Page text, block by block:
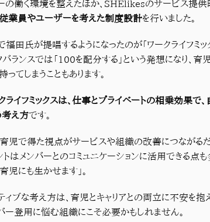
の働く環境を整えたほか、SHElikesのサービス提供
業員やユーザーを考えた制度設計を行いました。
福田氏が提唱するようになったのが「ワークライフミッ
バランスでは「100を配分する」という発想になり、
ってしまうこともあります。
ライフミックスは、仕事とプライベートの相乗効果で
考え方です。
育児で得た視点がサービスや組織の改善につながる
トはメンバーとのコミュニケーションに活用できる点
児にも生かせます」。
ィブな考え方は、育児とキャリアとの両立に不安を抱
ー登用に悩む組織にこそ必要かもしれません。